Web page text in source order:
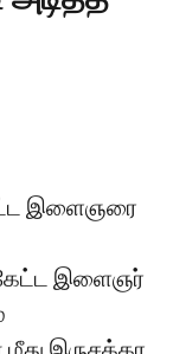
இளைஞரை
இளைஞர்
இருசக்கர